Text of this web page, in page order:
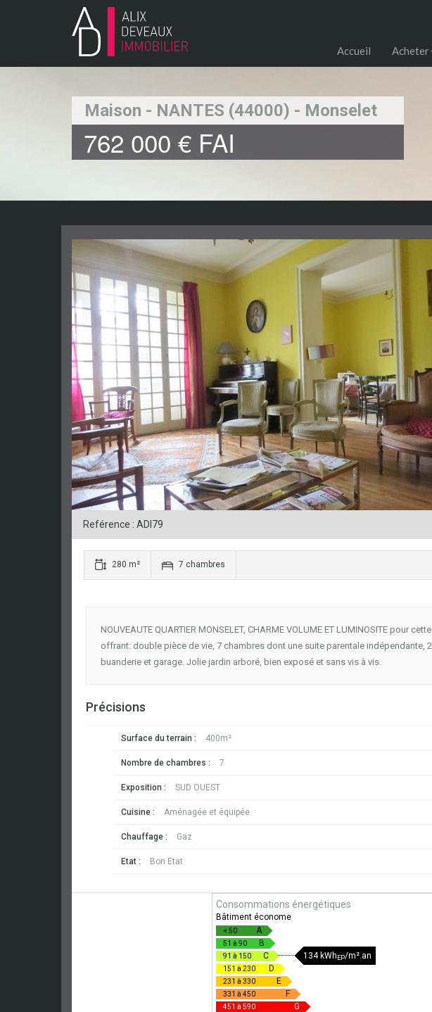
Accueil Acheter
Maison - NANTES (44000) - Monselet
762 000 € FAI
Reférence : ADI79
280 m² 7 chambres
NOUVEAUTE QUARTIER MONSELET, CHARME VOLUME ET LUMINOSITE pour
offrant: double pièce de vie, 7 chambres dont une suite parentale indépendante,
buanderie et garage. Jolie jardin arboré, bien exposé et sans vis à vis.
Précisions
Surface du terrain : 400m²
Nombre de chambres : 7
Exposition : SUD OUEST
Cuisine : Aménagée et équipée
Chauffage : Gaz
Etat : Bon Etat
Consommations énergétiques
Bâtiment économe
< 50 A
51 à 90 B
91 à 150 C
151 à 230 D
231 à 330 E
331 à 450 F
451 à 590 G
134 kWh EP/m².an